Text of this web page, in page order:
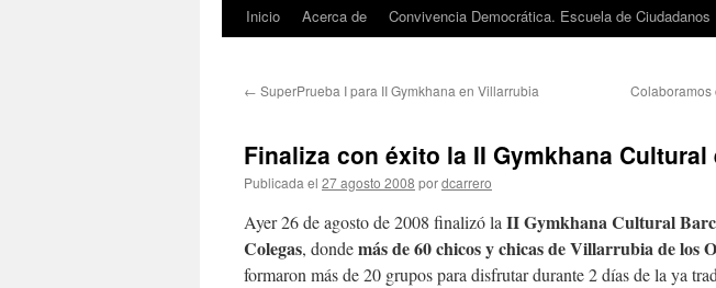
Inicio Acerca de Convivencia Democrática. Escuela de Ciudadanos
← SuperPrueba I para II Gymkhana en Villarrubia
Colaboramos
Finaliza con éxito la II Gymkhana
Publicada el 27 agosto 2008 pordcarrero
Ayer 26 de agosto de 2008 finalizó la II Gymkhana Cultural
Colegas, dondemás de 60 chicos y chicas de Villarrubia de los
formaron más de 20 grupos para disfrutar durante 2 días de la ya